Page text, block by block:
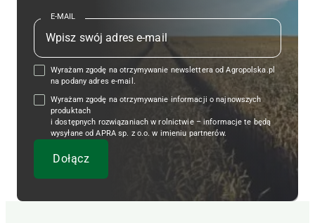
E-MAIL
Wyrażam zgodę na otrzymywanie newslettera od Agropolska.pl
na podany adres e-mail.
Wyrażam zgodę na otrzymywanie informacji o najnowszych
produktach
i dostępnych rozwiązaniach w rolnictwie – informacje te będą
wysyłane od APRA sp. z o.o. w imieniu partnerów.